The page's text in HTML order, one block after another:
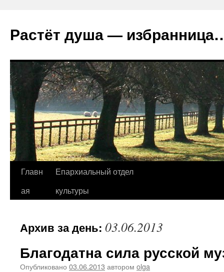
Растёт душа —
Перейти
Главн
ая
Епархиальный отдел
культуры
Архив за день: 03.06.2013
Благодатна сила русской
Опубликовано 03.06.2013 автором olga